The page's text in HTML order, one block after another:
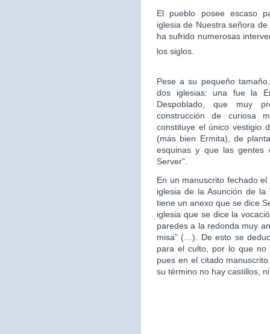
El pueblo posee escaso
iglesia de Nuestra señora
ha sufrido numerosas
los siglos.
Pese a su pequeño
dos iglesias: una fue la
Despoblado, que muy
construcción de curiosa
constituye el único vestigio
(más bien Ermita), de
esquinas y que las gentes
Server".
En un manuscrito fechado
iglesia de la Asunción de
tiene un anexo que se dice
iglesia que se dice la
paredes a la redonda muy
misa" (…). De esto se
para el culto, por lo que no
pues en el citado
su término no hay castillos,